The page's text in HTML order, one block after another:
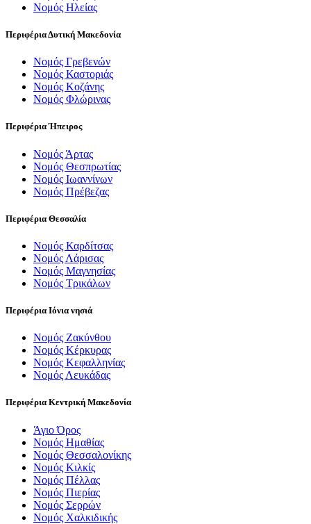
Νομός Ηλείας
Περιφέρια Δυτική Μακεδονία
Νομός Γρεβενών
Νομός Καστοριάς
Νομός Κοζάνης
Νομός Φλώρινας
Περιφέρια Ήπειρος
Νομός Άρτας
Νομός Θεσπρωτίας
Νομός Ιωαννίνων
Νομός Πρέβεζας
Περιφέρια Θεσσαλία
Νομός Καρδίτσας
Νομός Λάρισας
Νομός Μαγνησίας
Νομός Τρικάλων
Περιφέρια Ιόνια νησιά
Νομός Ζακύνθου
Νομός Κέρκυρας
Νομός Κεφαλληνίας
Νομός Λευκάδας
Περιφέρια Κεντρική Μακεδονία
Άγιο Όρος
Νομός Ημαθίας
Νομός Θεσσαλονίκης
Νομός Κιλκίς
Νομός Πέλλας
Νομός Πιερίας
Νομός Σερρών
Νομός Χαλκιδικής